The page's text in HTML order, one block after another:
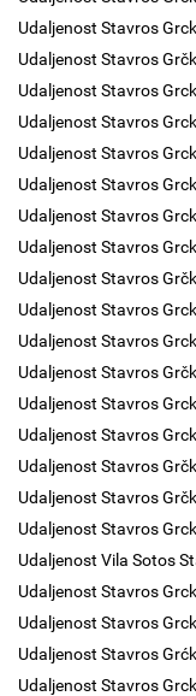
Udaljenost Stavros
Udaljenost Stavros
Udaljenost Stavros
Udaljenost Stavros
Udaljenost Stavros
Udaljenost Stavros
Udaljenost Stavros
Udaljenost Stavros
Udaljenost Stavros
Udaljenost Stavros
Udaljenost Stavros
Udaljenost Stavros
Udaljenost Stavros
Udaljenost Stavros
Udaljenost Stavros
Udaljenost Stavros
Udaljenost Stavros
Udaljenost Vila Sotos
Udaljenost Stavros
Udaljenost Stavros
Udaljenost Stavros
Udaljenost Stavros